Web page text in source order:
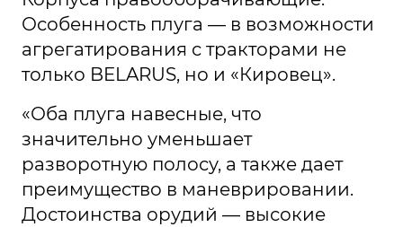
Особенность плуга — в возможности
агрегатирования с тракторами не
только BELARUS, но и «Кировец».
«Оба плуга навесные, что
значительно уменьшает
разворотную полосу, а также дает
преимущество в маневрировании.
Достоинства орудий — высокие